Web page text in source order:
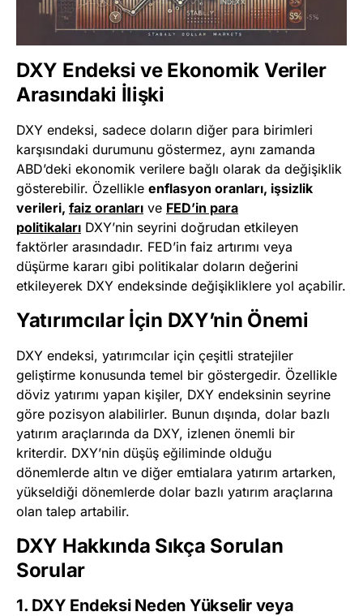
DXY Endeksi ve Ekonomik Veriler
Arasındaki İlişki
DXY endeksi, sadece doların diğer para birimleri
karşısındaki durumunu göstermez, aynı zamanda
ABD’deki ekonomik verilere bağlı olarak da değişiklik
gösterebilir. Özellikle enflasyon oranları, işsizlik
verileri, faiz oranları ve FED’in para
politikaları DXY’nin seyrini doğrudan etkileyen
faktörler arasındadır. FED’in faiz artırımı veya
düşürme kararı gibi politikalar doların değerini
etkileyerek DXY endeksinde değişikliklere yol açabilir.
Yatırımcılar İçin DXY’nin Önemi
DXY endeksi, yatırımcılar için çeşitli stratejiler
geliştirme konusunda temel bir göstergedir. Özellikle
döviz yatırımı yapan kişiler, DXY endeksinin seyrine
göre pozisyon alabilirler. Bunun dışında, dolar bazlı
yatırım araçlarında da DXY, izlenen önemli bir
kriterdir. DXY’nin düşüş eğiliminde olduğu
dönemlerde altın ve diğer emtialara yatırım artarken,
yükseldiği dönemlerde dolar bazlı yatırım araçlarına
olan talep artabilir.
DXY Hakkında Sıkça Sorulan
Sorular
1. DXY Endeksi Neden Yükselir veya